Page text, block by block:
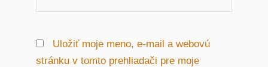
Uložiť moje meno, e-mail a webovú
stránku v tomto prehliadači pre moje